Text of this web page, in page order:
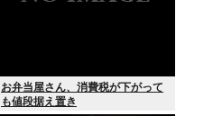
お弁当屋さん、消費税が下がって
も値段据え置き